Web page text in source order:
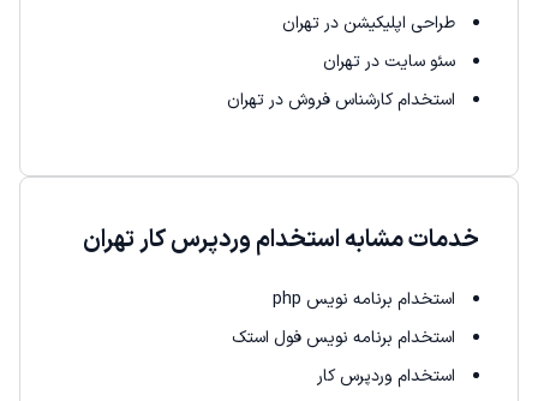
خدمات مشابه استخدام وردپرس کار تهران
استخدام برنامه نویس php
استخدام برنامه نویس فول استک
استخدام وردپرس کار
طراحی اپلیکیشن در تهران
سئو سایت در تهران
استخدام کارشناس فروش در تهران